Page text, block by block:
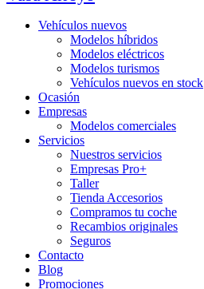
Vehículos nuevos
Modelos híbridos
Modelos eléctricos
Modelos turismos
Vehículos nuevos en stock
Ocasión
Empresas
Modelos comerciales
Servicios
Nuestros servicios
Empresas Pro+
Taller
Tienda Accesorios
Compramos tu coche
Recambios originales
Seguros
Contacto
Blog
Promociones